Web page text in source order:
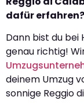
dafür erfahren?
Dann bist du bei
genau richtig!
deinem Umzug
sonnige Reggio